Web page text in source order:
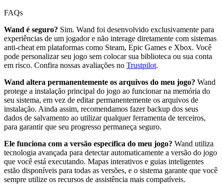
FAQs
Wand é seguro? Sim. Wand foi desenvolvido exclusivamente para
experiências de um jogador e não interage diretamente com sistemas
anti-cheat em plataformas como Steam, Epic Games e Xbox. Você
pode personalizar seu jogo sem colocar sua biblioteca ou sua conta
em risco. Confira nossas avaliações no Trustpilot.
Wand altera permanentemente os arquivos do meu jogo? Wand
protege a instalação principal do jogo ao funcionar na memória do
seu sistema, em vez de editar permanentemente os arquivos de
instalação. Ainda assim, recomendamos fazer backup dos seus
dados de salvamento ao utilizar qualquer ferramenta de terceiros,
para garantir que seu progresso permaneça seguro.
Ele funciona com a versão específica do meu jogo? Wand utiliza
tecnologia avançada para detectar automaticamente a versão do jogo
que você está executando. Mapas interativos e guias inteligentes
estão disponíveis para todas as versões, e o sistema garante que você
sempre utilize os recursos de assistência mais compatíveis.